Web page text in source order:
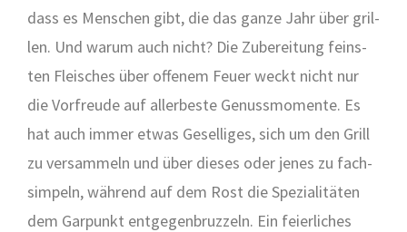
dass es Men­schen gibt, die das gan­ze Jahr über gril­
len. Und war­um auch nicht? Die Zube­rei­tung feins­
ten Flei­sches über offe­nem Feu­er weckt nicht nur
die Vor­freu­de auf aller­bes­te Genuss­mo­men­te. Es
hat auch immer etwas Gesel­li­ges, sich um den Grill
zu ver­sam­meln und über die­ses oder jenes zu fach­
sim­peln, wäh­rend auf dem Rost die Spe­zia­li­tä­ten
dem Gar­punkt ent­ge­gen­bruz­zeln. Ein fei­er­li­ches